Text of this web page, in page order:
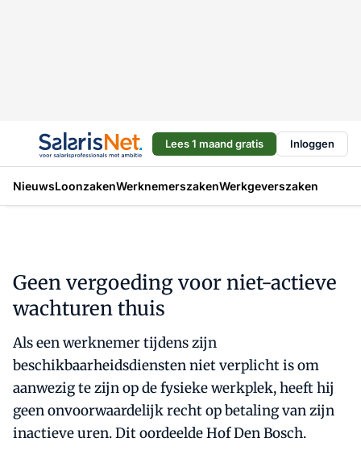
Lees 1 maand gratis Inloggen
NieuwsLoonzakenWerknemerszakenWerkgeverszaken
Geen vergoeding voor niet-actieve
wachturen thuis
Als een werknemer tijdens zijn
beschikbaarheidsdiensten niet verplicht is om
aanwezig te zijn op de fysieke werkplek, heeft hij
geen onvoorwaardelijk recht op betaling van zijn
inactieve uren. Dit oordeelde Hof Den Bosch.